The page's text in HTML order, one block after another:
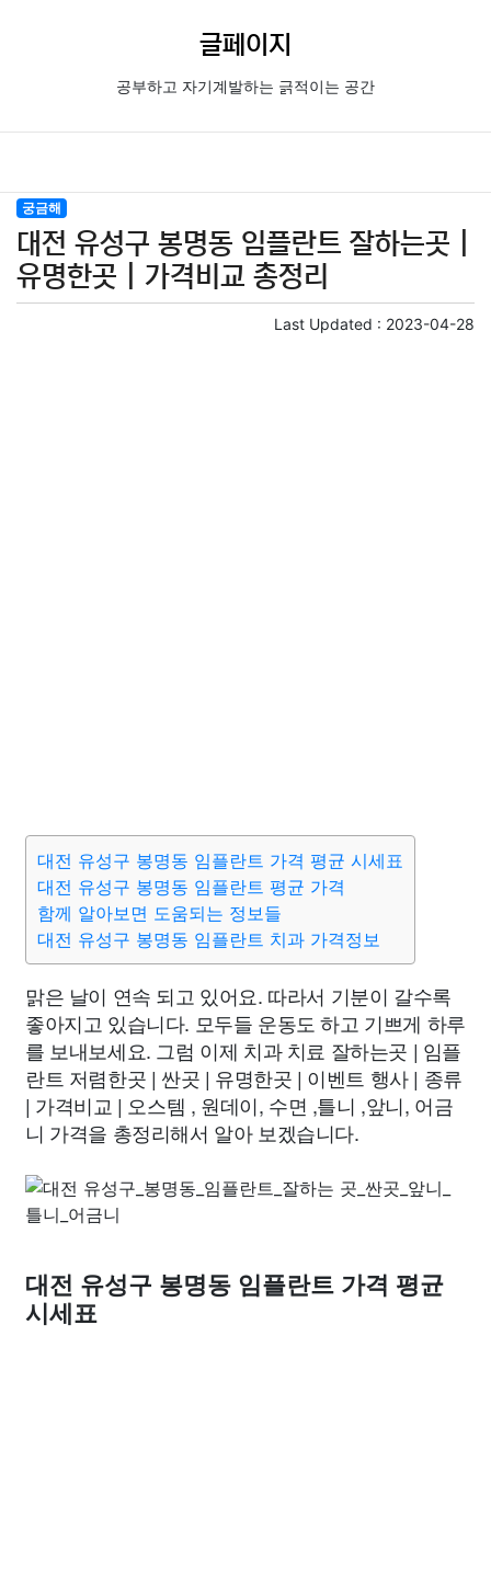
글페이지
공부하고 자기계발하는 긁적이는 공간
궁금해
대전 유성구 봉명동 임플란트 잘하는곳 |
유명한곳 | 가격비교 총정리
Last Updated : 2023-04-28
대전 유성구 봉명동 임플란트 가격 평균 시세표
대전 유성구 봉명동 임플란트 평균 가격
함께 알아보면 도움되는 정보들
대전 유성구 봉명동 임플란트 치과 가격정보
맑은 날이 연속 되고 있어요. 따라서 기분이 갈수록
좋아지고 있습니다. 모두들 운동도 하고 기쁘게 하루
를 보내보세요. 그럼 이제 치과 치료 잘하는곳 | 임플
란트 저렴한곳 | 싼곳 | 유명한곳 | 이벤트 행사 | 종류
| 가격비교 | 오스템 , 원데이, 수면 ,틀니 ,앞니, 어금
니 가격을 총정리해서 알아 보겠습니다.
대전 유성구 봉명동 임플란트 가격 평균
시세표